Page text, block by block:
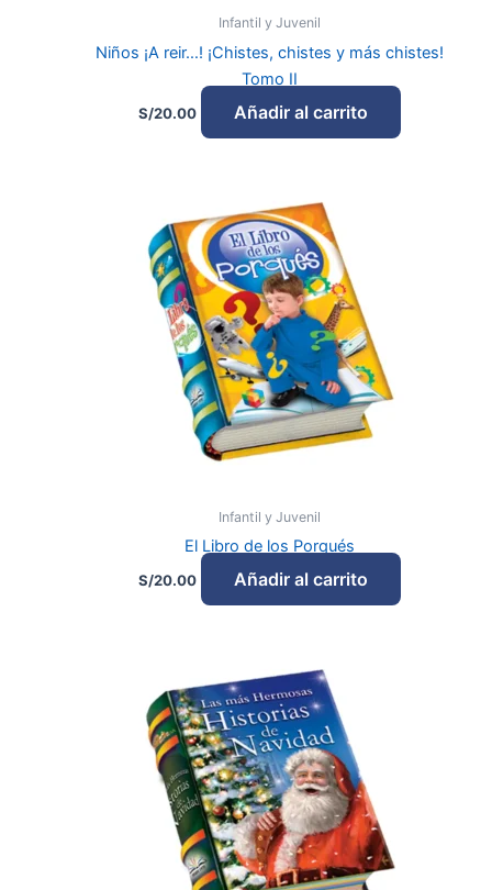
Infantil y Juvenil
Niños ¡A reir…! ¡Chistes, chistes y más chistes!
Tomo II
S/20.00 Añadir al carrito
Infantil y Juvenil
El Libro de los Porqués
S/20.00 Añadir al carrito